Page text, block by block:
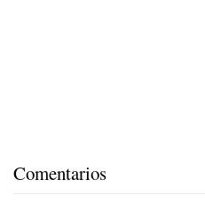
Comentarios